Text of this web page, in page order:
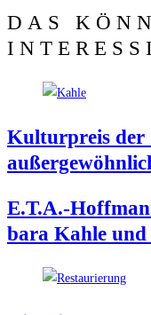
DAS
Kul­tur­preis der
E.T.A.-
ba­ra Kah­le